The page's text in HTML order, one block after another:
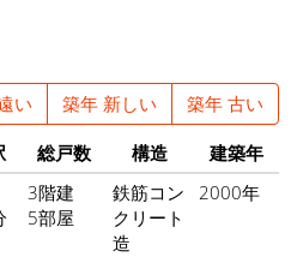
い 築年 新しい 築年 古い
総戸数 構造
建築年
3階建
5部屋
鉄筋コン
クリート
造
2000年